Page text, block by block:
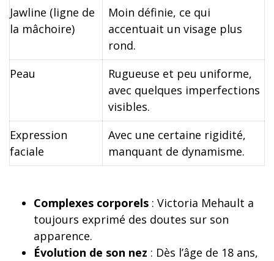
Jawline (ligne de
la mâchoire)
Moin définie, ce qui
accentuait un visage plus
rond.
Peau
Rugueuse et peu uniforme,
avec quelques imperfections
visibles.
Expression
faciale
Avec une certaine rigidité,
manquant de dynamisme.
Complexes corporels : Victoria Mehault a
toujours exprimé des doutes sur son
apparence.
Évolution de son nez : Dès l’âge de 18 ans,